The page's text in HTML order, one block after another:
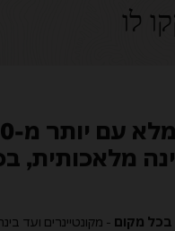
לו
פרסו
מלאכותית,
- מקונטיינרים ועד